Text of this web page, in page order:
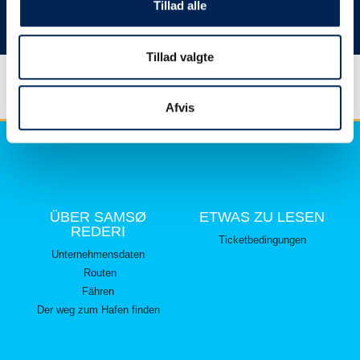
Tillad alle
Tillad valgte
Afvis
Vielen Dank für Ihr Verständnis.
ÜBER SAMSØ
REDERI
Unternehmensdaten
Routen
Fähren
Der weg zum Hafen finden
ETWAS ZU LESEN
Ticketbedingungen